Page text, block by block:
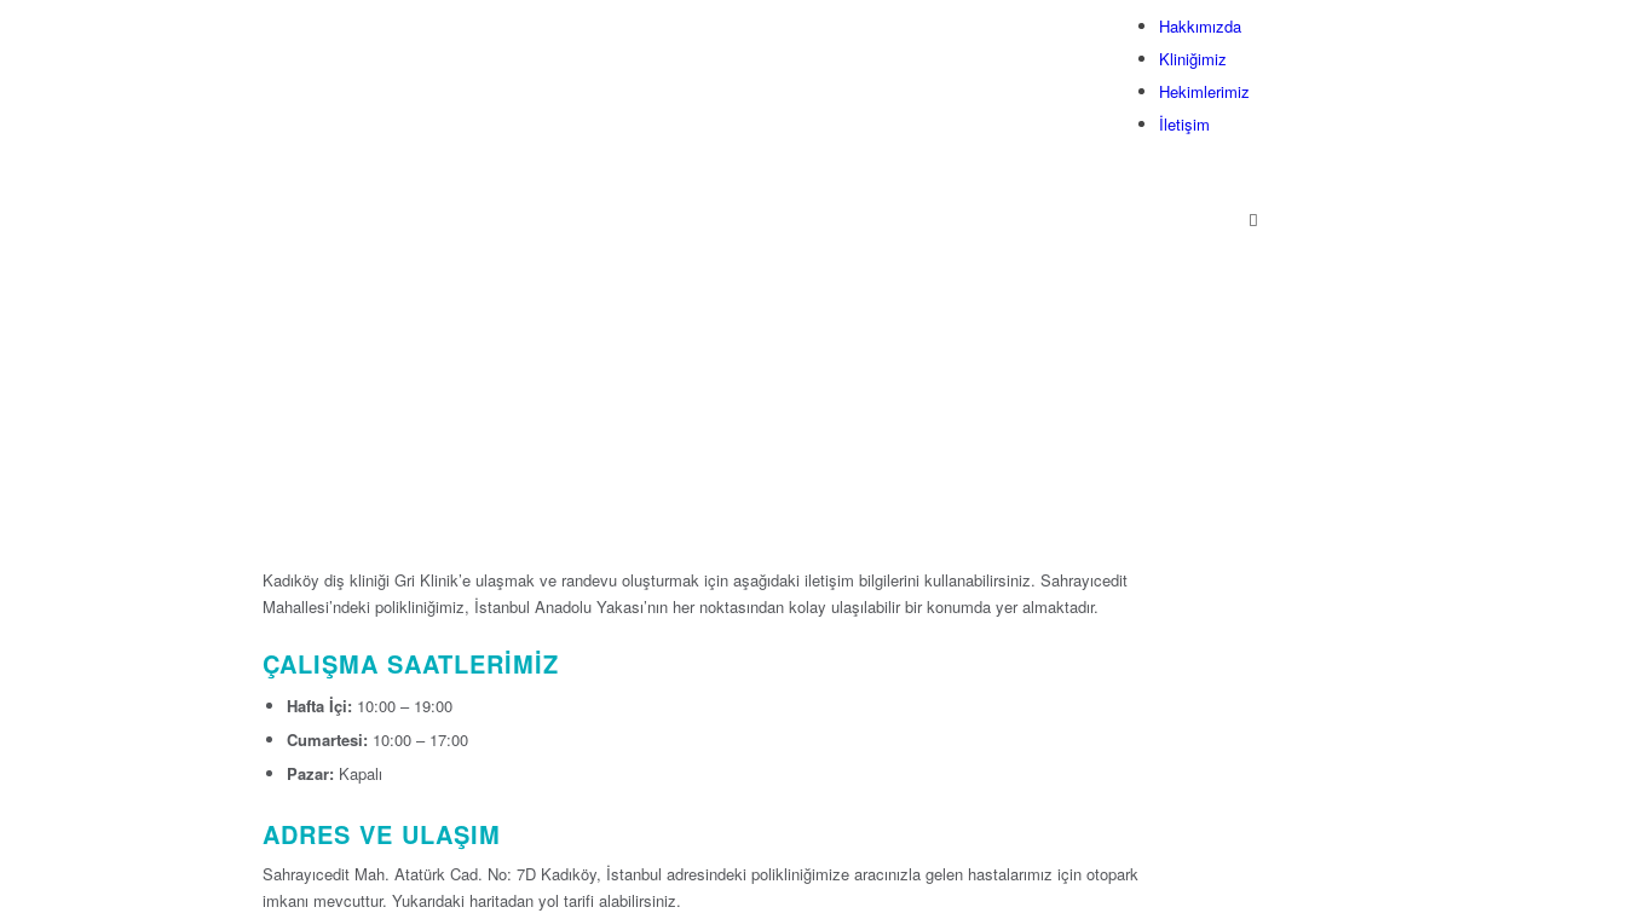
Kadıköy diş kliniği Gri Klinik’e ulaşmak ve randevu oluşturmak için aşağıdaki iletişim bilgilerini kullanabilirsiniz. Sahrayıcedit
Mahallesi’ndeki polikliniğimiz, İstanbul Anadolu Yakası’nın her noktasından kolay ulaşılabilir bir konumda yer almaktadır.
ÇALIŞMA SAATLERIMIZ
Hafta İçi: 10:00 – 19:00
Cumartesi: 10:00 – 17:00
Pazar: Kapalı
ADRES VE ULAŞIM
Sahrayıcedit Mah. Atatürk Cad. No: 7D Kadıköy, İstanbul adresindeki polikliniğimize aracınızla gelen hastalarımız için otopark
imkanı mevcuttur. Yukarıdaki haritadan yol tarifi alabilirsiniz.
Hakkımızda
Kliniğimiz
Hekimlerimiz
İletişim